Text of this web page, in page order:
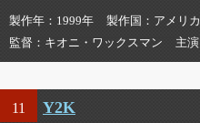
製作年 1999年 製作国 アメリカ
監督
キオニ・ワックスマン 主演
11 Y2K